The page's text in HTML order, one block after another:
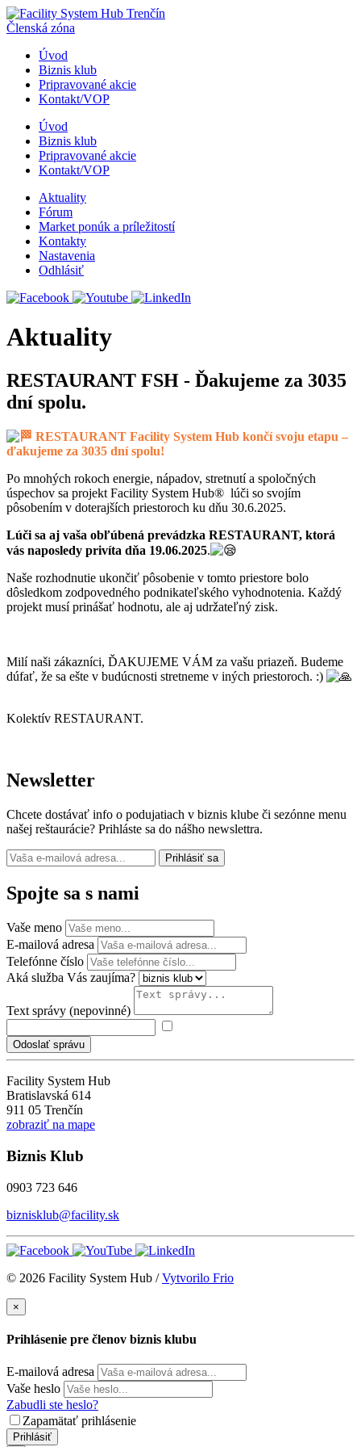
Členská zóna
Úvod
Biznis klub
Pripravované akcie
Kontakt/VOP
Úvod
Biznis klub
Pripravované akcie
Kontakt/VOP
Aktuality
Fórum
Market ponúk a príležitostí
Kontakty
Nastavenia
Odhlásiť
Aktuality
RESTAURANT FSH - Ďakujeme za 3035
dní spolu.
RESTAURANT Facility System Hub končí svoju etapu –
ďakujeme za 3035 dní spolu!
Po mnohých rokoch energie, nápadov, stretnutí a spoločných
úspechov sa projekt Facility System Hub® lúči so svojím
pôsobením v doterajších priestoroch ku dňu 30.6.2025.
Lúči sa aj vaša obľúbená prevádzka RESTAURANT, ktorá
vás naposledy privíta dňa 19.06.2025.
Naše rozhodnutie ukončiť pôsobenie v tomto priestore bolo
dôsledkom zodpovedného podnikateľského vyhodnotenia. Každý
projekt musí prinášať hodnotu, ale aj udržateľný zisk.
Milí naši zákazníci, ĎAKUJEME VÁM za vašu priazeň. Budeme
dúfať, že sa ešte v budúcnosti stretneme v iných priestoroch. :)
Kolektív RESTAURANT.
Newsletter
Chcete dostávať info o podujatiach v biznis klube či sezónne menu
našej reštaurácie? Prihláste sa do nášho newslettra.
Prihlásiť sa
Spojte sa s nami
Vaše meno
E-mailová adresa
Telefónne číslo
Aká služba Vás zaujíma?
Text správy (nepovinné)
Odoslať správu
Facility System Hub
Bratislavská 614
911 05 Trenčín
zobraziť na mape
Biznis Klub
0903 723 646
biznisklub@facility.sk
© 2026 Facility System Hub /Vytvorilo Frio
×
Prihlásenie pre členov biznis klubu
E-mailová adresa
Vaše heslo
Zabudli ste heslo?
Zapamätať prihlásenie
Prihlásiť